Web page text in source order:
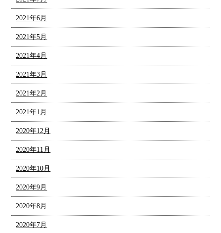
2021年6月
2021年5月
2021年4月
2021年3月
2021年2月
2021年1月
2020年12月
2020年11月
2020年10月
2020年9月
2020年8月
2020年7月